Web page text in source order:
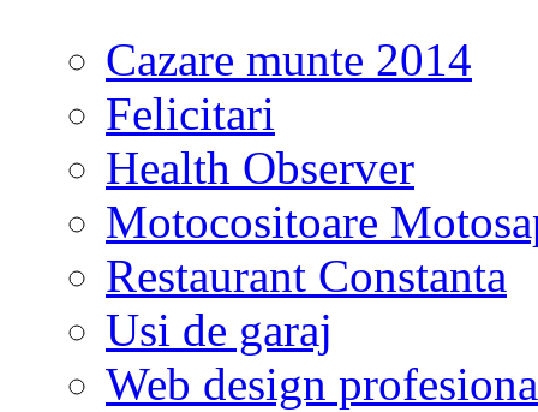
Cazare munte 2014
Felicitari
Health Observer
Motocositoare
Restaurant Constanta
Usi de garaj
Web design